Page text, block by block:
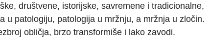
društvene, istorijske, savremene i tradicionalne,
u patologiju, patologija u mržnju, a mržnja u zločin.
obličja, brzo transformiše i lako zavodi.